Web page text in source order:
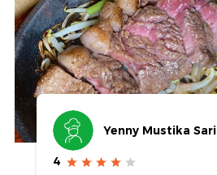
Yenny Mustika Sari
4